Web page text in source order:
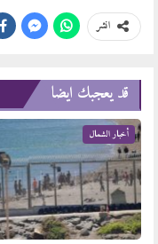
انشر
قد يعجبك ايضا
أخبار الشمال